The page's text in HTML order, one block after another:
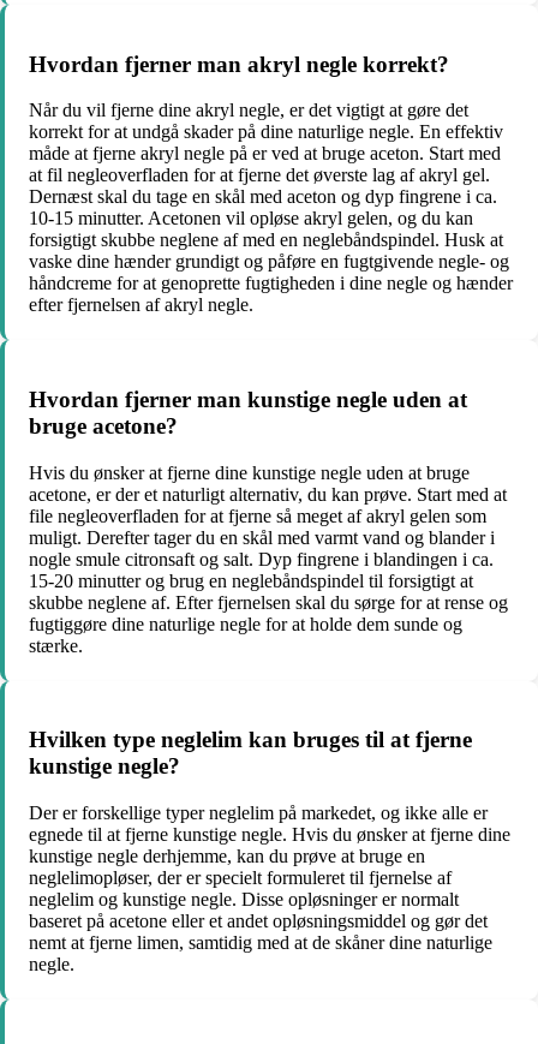
Hvordan fjerner man akryl negle korrekt?
Når du vil fjerne dine akryl negle, er det vigtigt at gøre det
korrekt for at undgå skader på dine naturlige negle. En effektiv
måde at fjerne akryl negle på er ved at bruge aceton. Start med
at fil negleoverfladen for at fjerne det øverste lag af akryl gel.
Dernæst skal du tage en skål med aceton og dyp fingrene i ca.
10-15 minutter. Acetonen vil opløse akryl gelen, og du kan
forsigtigt skubbe neglene af med en neglebåndspindel. Husk at
vaske dine hænder grundigt og påføre en fugtgivende negle- og
håndcreme for at genoprette fugtigheden i dine negle og hænder
efter fjernelsen af akryl negle.
Hvordan fjerner man kunstige negle uden at
bruge acetone?
Hvis du ønsker at fjerne dine kunstige negle uden at bruge
acetone, er der et naturligt alternativ, du kan prøve. Start med at
file negleoverfladen for at fjerne så meget af akryl gelen som
muligt. Derefter tager du en skål med varmt vand og blander i
nogle smule citronsaft og salt. Dyp fingrene i blandingen i ca.
15-20 minutter og brug en neglebåndspindel til forsigtigt at
skubbe neglene af. Efter fjernelsen skal du sørge for at rense og
fugtiggøre dine naturlige negle for at holde dem sunde og
stærke.
Hvilken type neglelim kan bruges til at fjerne
kunstige negle?
Der er forskellige typer neglelim på markedet, og ikke alle er
egnede til at fjerne kunstige negle. Hvis du ønsker at fjerne dine
kunstige negle derhjemme, kan du prøve at bruge en
neglelimopløser, der er specielt formuleret til fjernelse af
neglelim og kunstige negle. Disse opløsninger er normalt
baseret på acetone eller et andet opløsningsmiddel og gør det
nemt at fjerne limen, samtidig med at de skåner dine naturlige
negle.